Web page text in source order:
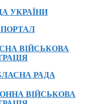
УКРАЇНИ
ВІЙСЬКОВА
РАДА
ВІЙСЬКОВА